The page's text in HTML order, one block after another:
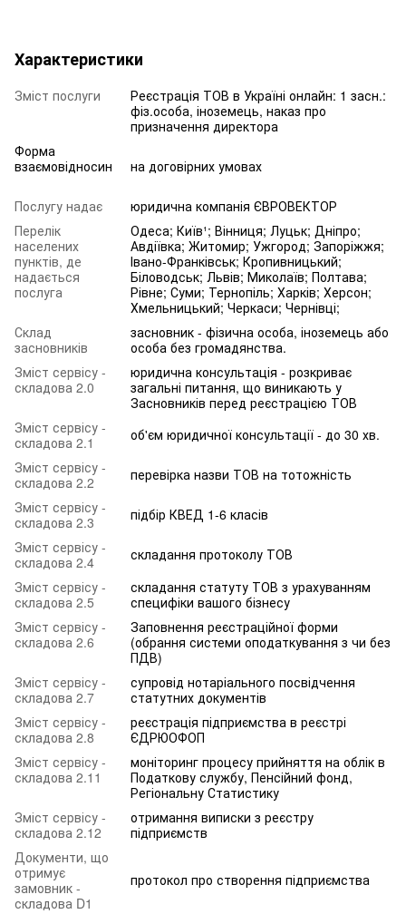
Характеристики
Зміст послуги
Реєстрація ТОВ в Україні онлайн: 1 засн.:
фіз.особа, іноземець, наказ про
призначення директора
Форма
взаємовідносин
на договірних умовах
Послугу надає
юридична компанія ЄВРОВЕКТОР
Перелік
населених
пунктів, де
надається
послуга
Одеса; Київ¹; Вінниця; Луцьк; Дніпро;
Авдіївка; Житомир; Ужгород; Запоріжжя;
Івано-Франківськ; Кропивницький;
Біловодськ; Львів; Миколаїв; Полтава;
Рівне; Суми; Тернопіль; Харків; Херсон;
Хмельницький; Черкаси; Чернівці;
Склад
засновників
засновник - фізична особа, іноземець або
особа без громадянства.
Зміст сервісу -
складова 2.0
юридична консультація - розкриває
загальні питання, що виникають у
Засновників перед реєстрацією ТОВ
Зміст сервісу -
складова 2.1
об'єм юридичної консультації - до 30 хв.
Зміст сервісу -
складова 2.2
перевірка назви ТОВ на тотожність
Зміст сервісу -
складова 2.3
підбір КВЕД 1-6 класів
Зміст сервісу -
складова 2.4
складання протоколу ТОВ
Зміст сервісу -
складова 2.5
складання статуту ТОВ з урахуванням
специфіки вашого бізнесу
Зміст сервісу -
складова 2.6
Заповнення реєстраційної форми
(обрання системи оподаткування з чи без
ПДВ)
Зміст сервісу -
складова 2.7
супровід нотаріального посвідчення
статутних документів
Зміст сервісу -
складова 2.8
реєстрація підприємства в реєстрі
ЄДРЮОФОП
Зміст сервісу -
складова 2.11
моніторинг процесу прийняття на облік в
Податкову службу, Пенсійний фонд,
Регіональну Статистику
Зміст сервісу -
складова 2.12
отримання виписки з реєстру
підприємств
Документи, що
отримує
замовник -
складова D1
протокол про створення підприємства